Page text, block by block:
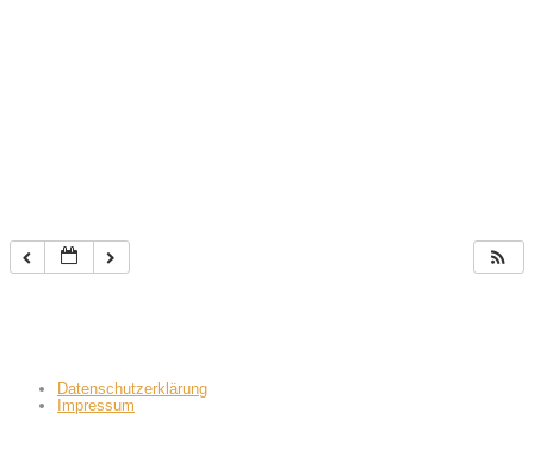
Datenschutzerklärung
Impressum